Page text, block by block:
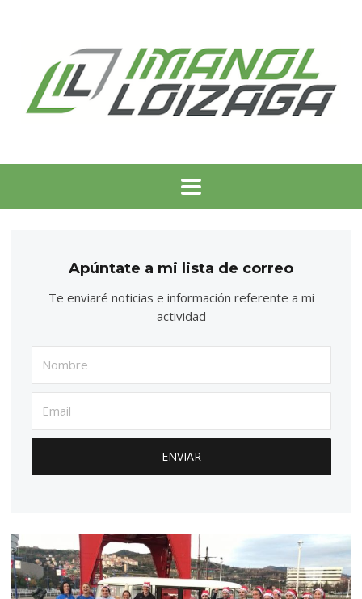
Apúntate a mi lista de correo
Te enviaré noticias e información referente a mi
actividad